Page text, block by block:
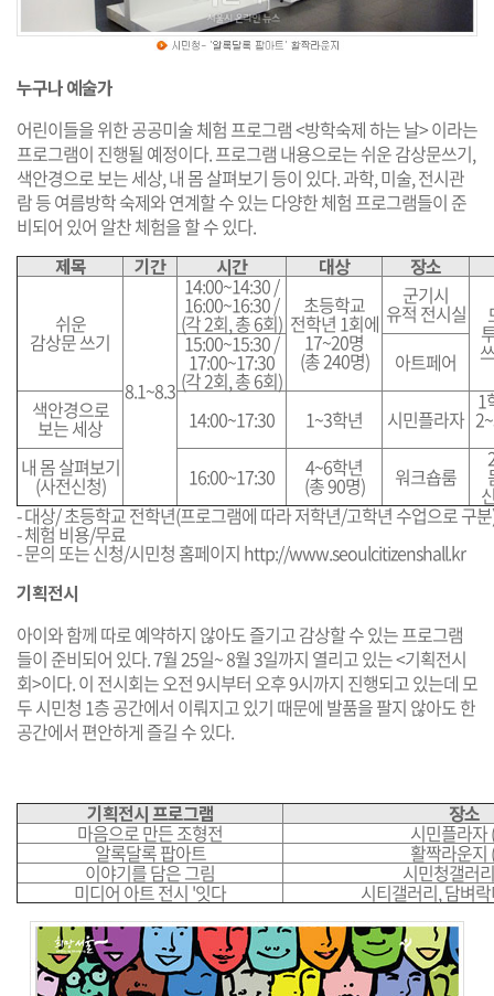
누구나 예술가
어린이들을 위한 공공미술 체험 프로그램 <방학숙제 하는 날> 이라는
프로그램이 진행될 예정이다. 프로그램 내용으로는 쉬운 감상문쓰기,
색안경으로 보는 세상, 내 몸 살펴보기 등이 있다. 과학, 미술, 전시관
람 등 여름방학 숙제와 연계할 수 있는 다양한 체험 프로그램들이 준
비되어 있어 알찬 체험을 할 수 있다.
제목
기간 시간 대상 장소
쉬운
감상문 쓰기
8.1~8.3
14:00~14:30 /
16:00~16:30 /
(각 2회, 총 6회)
초등학교
전학년 1회에
17~20명
(총 240명)
군기시
유적 전시실
15:00~15:30 /
17:00~17:30
(각 2회, 총 6회)
아트페어
색안경으로
보는 세상 14:00~17:30 1~3학년 시민플라자
1
내 몸 살펴보기
(사전신청) 16:00~17:30 4~6학년
(총 90명) 워크숍룸
- 대상/ 초등학교 전학년(프로그램에 따라 저학년/고학년 수업으로 구
- 체험 비용/무료
- 문의 또는 신청/시민청 홈페이지 http://www.seoulcitizenshall.kr
기획전시
아이와 함께 따로 예약하지 않아도 즐기고 감상할 수 있는 프로그램
들이 준비되어 있다. 7월 25일~ 8월 3일까지 열리고 있는 <기획전시
회>이다. 이 전시회는 오전 9시부터 오후 9시까지 진행되고 있는데 모
두 시민청 1층 공간에서 이뤄지고 있기 때문에 발품을 팔지 않아도 한
공간에서 편안하게 즐길 수 있다.
기획전시 프로그램 장소
마음으로 만든 조형전 시민플라자
알록달록 팝아트 활짝라운지
이야기를 담은 그림 시민청갤러
미디어 아트 전시 '잇다 시티갤러리, 담벼